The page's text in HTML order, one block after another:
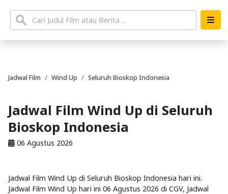
Jadwal Film Wind Up Seluruh Bioskop Indonesia
Jadwal Film Wind Up di Seluruh
Bioskop Indonesia
06 Agustus 2026
Jadwal Film Wind Up di Seluruh Bioskop Indonesia hari ini.
Jadwal Film Wind Up hari ini 06 Agustus 2026 di CGV, Jadwal